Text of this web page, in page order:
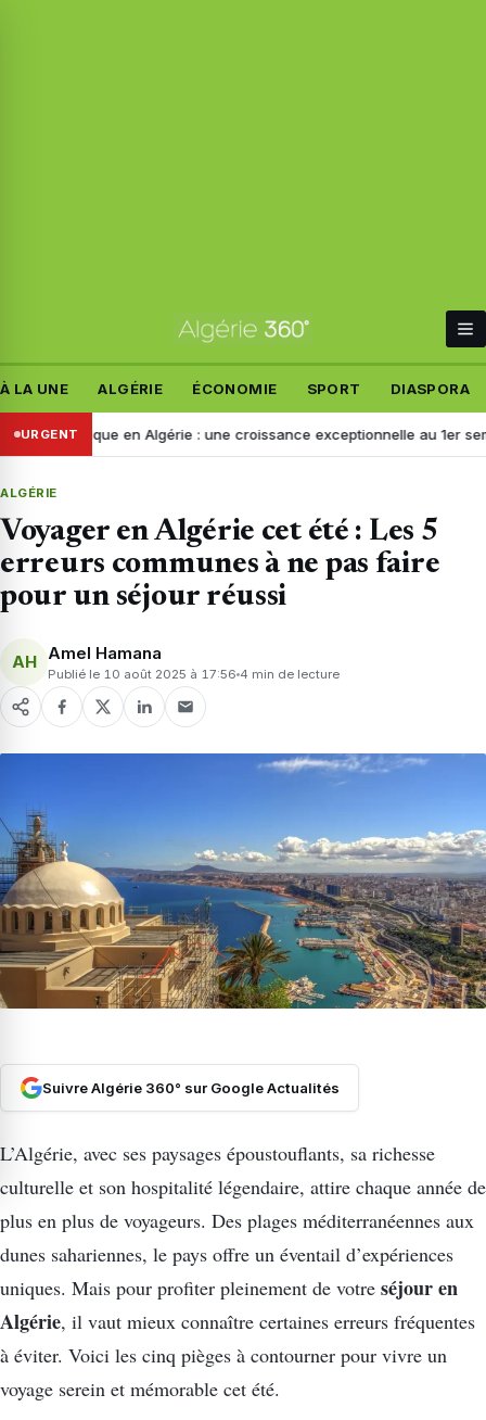
À LA UNE ALGÉRIE ÉCONOMIE SPORT DIASPORA
URGENTen Algérie : une croissance exceptionnelle au 1er semestre
ALGÉRIE
Voyager en Algérie cet été : Les 5
erreurs communes à ne pas faire
pour un séjour réussi
AH Amel Hamana
Publié le 10 août 2025 à 17:56 4 min de lecture
Suivre Algérie 360° sur Google Actualités
L’Algérie, avec ses paysages époustouflants, sa richesse
culturelle et son hospitalité légendaire, attire chaque année de
plus en plus de voyageurs. Des plages méditerranéennes aux
dunes sahariennes, le pays offre un éventail d’expériences
uniques. Mais pour profiter pleinement de votre séjour en
Algérie, il vaut mieux connaître certaines erreurs fréquentes
à éviter. Voici les cinq pièges à contourner pour vivre un
voyage serein et mémorable cet été.